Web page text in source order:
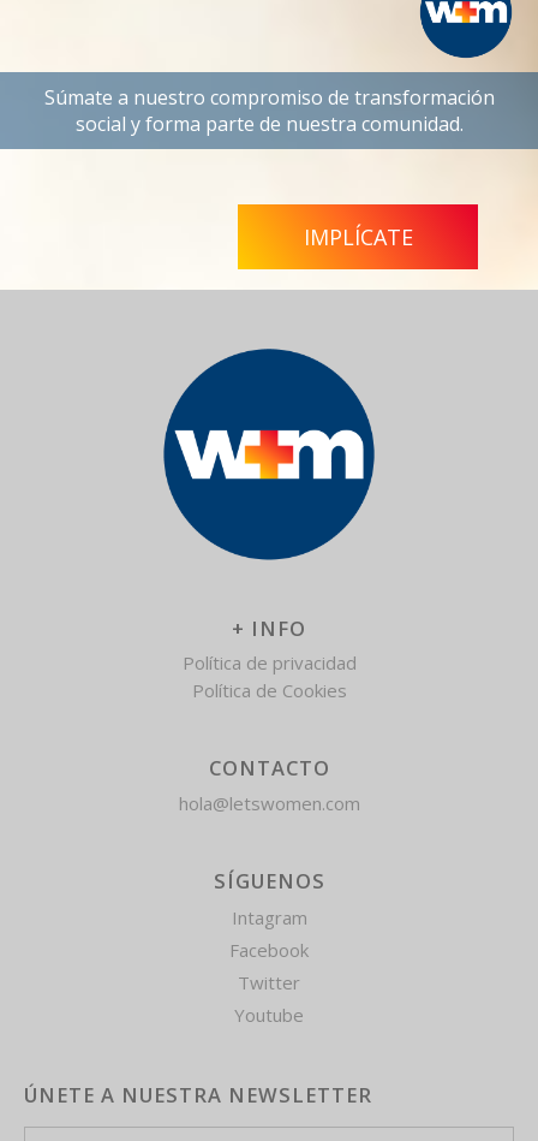
Súmate a nuestro compromiso de transformación
social y forma parte de nuestra comunidad.
IMPLÍCATE
+ INFO
Política de privacidad
Política de Cookies
CONTACTO
hola@letswomen.com
SÍGUENOS
Intagram
Facebook
Twitter
Youtube
ÚNETE A NUESTRA NEWSLETTER